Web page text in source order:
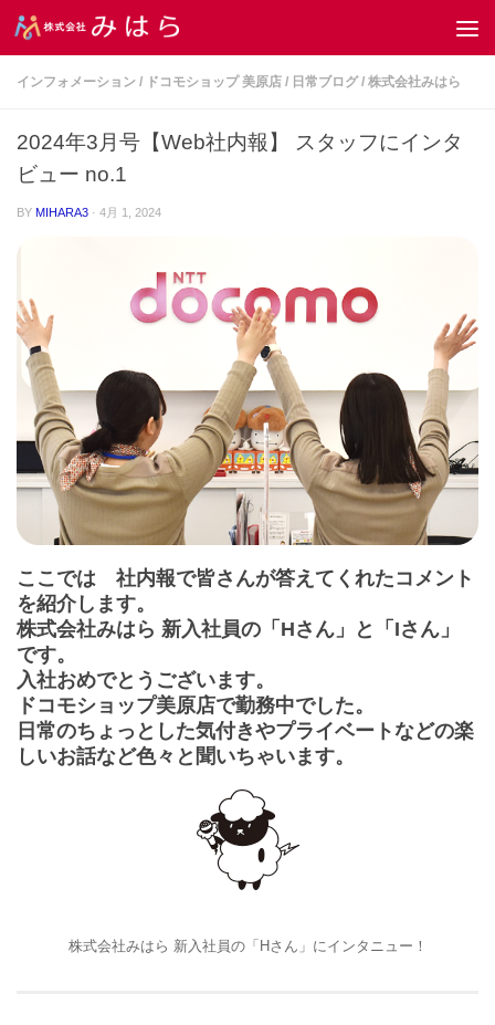
コンテンツへスキップ
インフォメーション / ドコモショップ 美原店 / 日常ブログ / 株式会社みはら
2024年3月号【Web社内報】 スタッフにインタ
ビュー no.1
BY MIHARA3 · 4月 1, 2024
ここでは 社内報で皆さんが答えてくれたコメント
を紹介します。
株式会社みはら 新入社員の「Hさん」と「Iさん」
です。
入社おめでとうございます。
ドコモショップ美原店で勤務中でした。
日常のちょっとした気付きやプライベートなどの楽
しいお話など色々と聞いちゃいます。
株式会社みはら 新入社員の「Hさん」にインタニュー！